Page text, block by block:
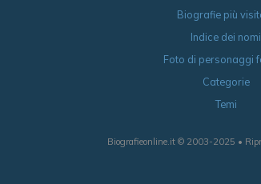
Biografie più
Indice dei nomi
Foto di personaggi
Categorie
Temi
Biografieonline.it © 2003-2025 •